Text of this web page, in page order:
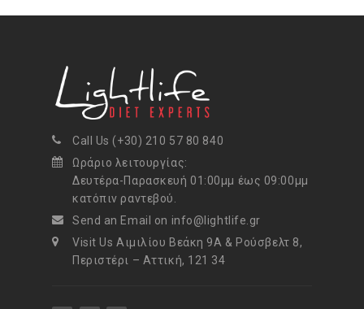
Call Us (+30) 210 57 80 840
Ωράριο λειτουργίας:
Δευτέρα-Παρασκευή 01:00μμ έως 09:00μμ
κατόπιν ραντεβού.
Send an Email on info@lightlife.gr
Visit Us Αιμιλίου Βεάκη 9Α & Ρούσβελτ 8,
Περιστέρι – Αττική, 121 34